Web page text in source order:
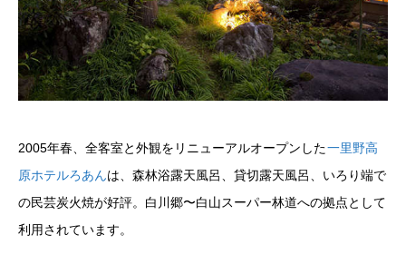
2005年春、全客室と外観をリニューアルオープンした一里野高
原ホテルろあんは、森林浴露天風呂、貸切露天風呂、いろり端で
の民芸炭火焼が好評。白川郷〜白山スーパー林道への拠点として
利用されています。